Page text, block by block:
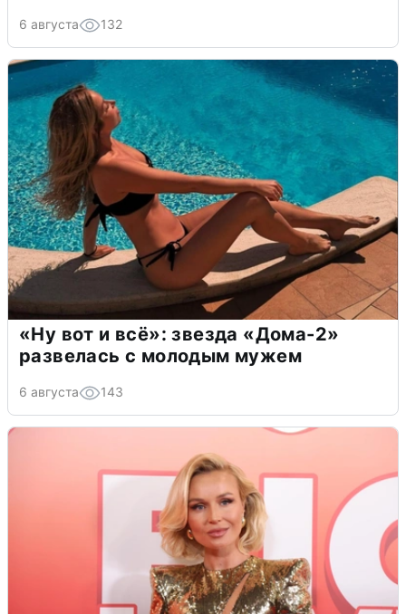
6 августа 132
«Ну вот и всё»: звезда «Дома-2»
развелась с молодым мужем
6 августа 143